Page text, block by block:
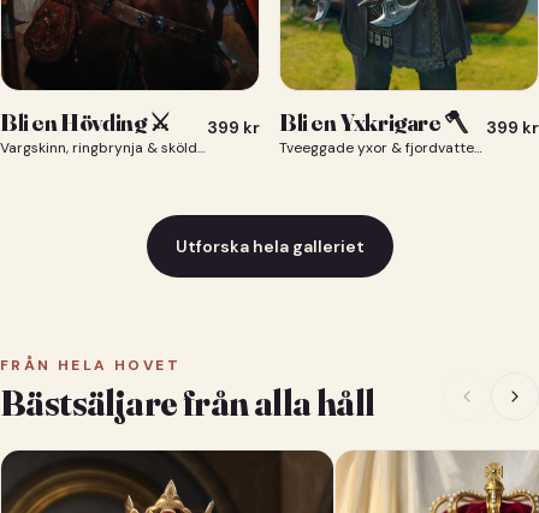
Bli en Hövding ⚔️
Vargskinn, ringbrynja & sköld — du som nordisk krigsherre ⚔️
399 kr Bli en Yxkrigare 🪓
Tveeggade yxor & fjordvatten bakom dig 🪓
399 kr
Utforska hela galleriet
FRÅN HELA HOVET
Bästsäljare från alla håll